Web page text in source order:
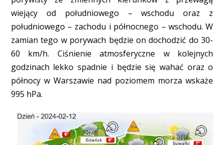
wiejący od południowego – wschodu oraz z
południowego – zachodu i północnego – wschodu. W
zamian tego w porywach będzie on dochodzić do 30-
60 km/h. Ciśnienie atmosferyczne w kolejnych
godzinach lekko spadnie i będzie się wahać oraz o
północy w Warszawie nad poziomem morza wskaże
995 hPa.